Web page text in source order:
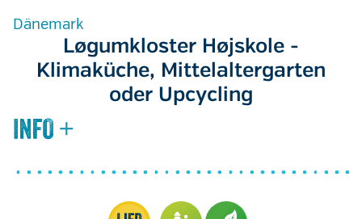
Dänemark
Løgumkloster Højskole -
Klimaküche, Mittelaltergarten
oder Upcycling